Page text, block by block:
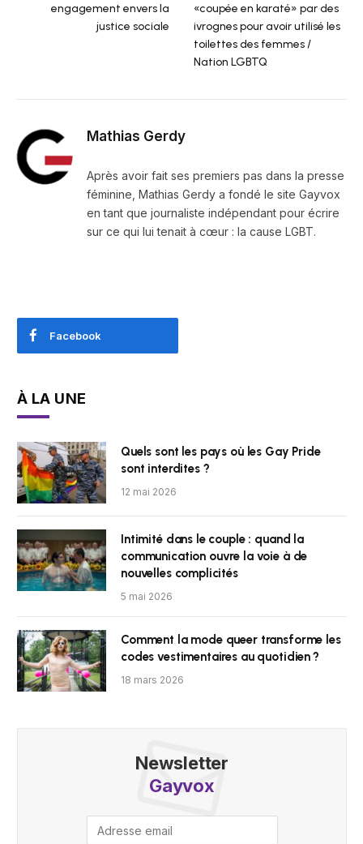
engagement envers la
justice sociale
«coupée en karaté» par des
ivrognes pour avoir utilisé les
toilettes des femmes /
Nation LGBTQ
Mathias Gerdy
Après avoir fait ses premiers pas dans la presse
féminine, Mathias Gerdy a fondé le site Gayvox
en tant que journaliste indépendant pour écrire
sur ce qui lui tenait à cœur : la cause LGBT.
Facebook
À LA UNE
Quels sont les pays où les Gay Pride
sont interdites ?
12 mai 2026
Intimité dans le couple : quand la
communication ouvre la voie à de
nouvelles complicités
5 mai 2026
Comment la mode queer transforme les
codes vestimentaires au quotidien ?
18 mars 2026
Newsletter
Gayvox